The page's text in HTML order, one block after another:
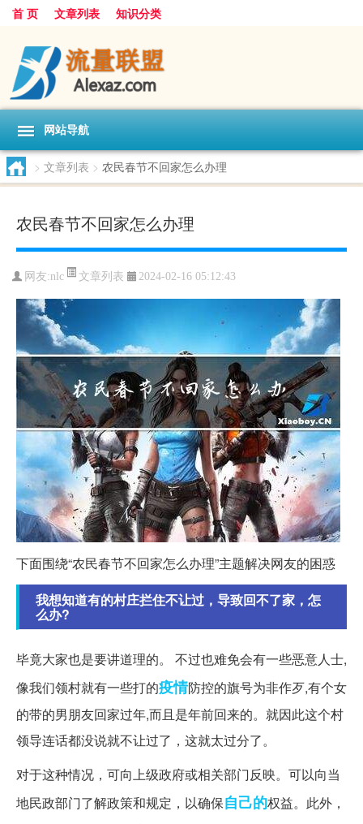
首 页 文章列表 知识分类
网站导航
> 文章列表 > 农民春节不回家怎么办理
农民春节不回家怎么办理
网友:nlc 文章列表 2024-02-16 05:12:43
下面围绕“农民春节不回家怎么办理”主题解决网友的困惑
我想知道有的村庄拦住不让过，导致回不了家，怎
么办?
毕竟大家也是要讲道理的。 不过也难免会有一些恶意人士,
像我们领村就有一些打的疫情防控的旗号为非作歹,有个女
的带的男朋友回家过年,而且是年前回来的。就因此这个村
领导连话都没说就不让过了，这就太过分了。
对于这种情况，可向上级政府或相关部门反映。可以向当
地民政部门了解政策和规定，以确保自己的权益。此外，